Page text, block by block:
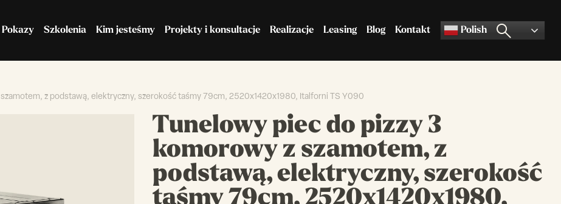
Pokazy Szkolenia Kim jesteśmy Projekty i konsultacje Realizacje Leasing Blog Kontakt Polish
Chłodnictwo Akcesoria do pizzy Pozostały asortyment
z podstawą, elektryczny, szerokość taśmy 79cm, 2520x1420x1980, Italforni TS Y090
Tunelowy piec do pizzy 3
komorowy z szamotem, z
podstawą, elektryczny, szerokość
taśmy 79cm, 2520x1420x1980,